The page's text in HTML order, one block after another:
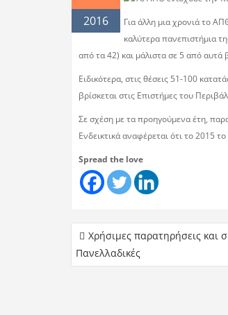
2016
Για άλλη μια χρονιά το
καλύτερα πανεπιστήμια
από τα 42) και μάλιστα σε 5 από
Ειδικότερα, στις θέσεις 51-100
βρίσκεται στις Επιστήμες του
Σε σχέση με τα προηγούμενα έτη,
Ενδεικτικά αναφέρεται ότι το 2015
Spread the love
Χρήσιμες παρατηρήσεις και
Πανελλαδικές